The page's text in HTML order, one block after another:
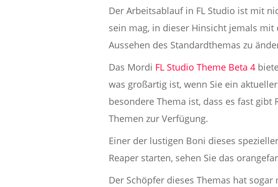
Der Arbeitsablauf in FL Studio ist mit
sein mag, in dieser Hinsicht jemals mit
Aussehen des Standardthemas zu
Das Mordi FL Studio Theme Beta 4
was großartig ist, wenn Sie ein
besondere Thema ist, dass es fast
Themen zur Verfügung.
Einer der lustigen Boni dieses
Reaper starten, sehen Sie das
Der Schöpfer dieses Themas hat